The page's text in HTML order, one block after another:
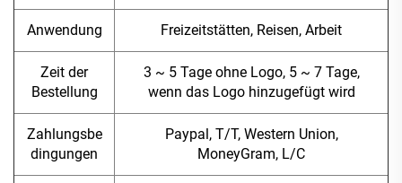
Anwendung Freizeitstätten, Reisen, Arbeit
Zeit der
Bestellung
3 ~ 5 Tage ohne Logo, 5 ~ 7 Tage,
wenn das Logo hinzugefügt wird
Zahlungsbe
dingungen
Paypal, T/T, Western Union,
MoneyGram, L/C